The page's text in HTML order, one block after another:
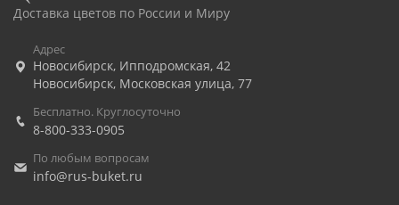
Доставка цветов по России и Миру
Адрес
Новосибирск, Ипподромская, 42
Новосибирск, Московская улица, 77
Бесплатно. Круглосуточно
8-800-333-0905
По любым вопросам
info@rus-buket.ru